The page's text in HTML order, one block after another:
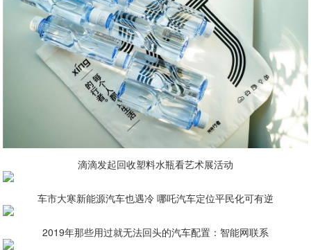
滴滴发起回收塑料水瓶看艺术展活动
车市大寒新能源汽车也遇冷 哪吒汽车定位平民化可有逆
2019年那些用过就无法回头的汽车配置：智能网联系